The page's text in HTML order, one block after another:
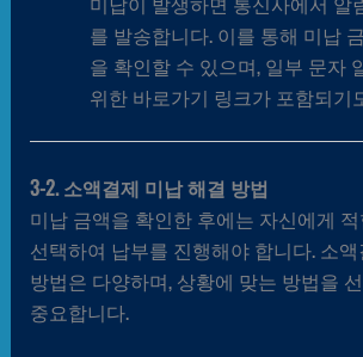
를 발송합니다. 이를 통해 미납
을 확인할 수 있으며, 일부 문자
위한 바로가기 링크가 포함되기
3-2. 소액결제 미납 해결 방법
미납 금액을 확인한 후에는 자신에게
선택하여 납부를 진행해야 합니다. 소
방법은 다양하며, 상황에 맞는 방법을
중요합니다.